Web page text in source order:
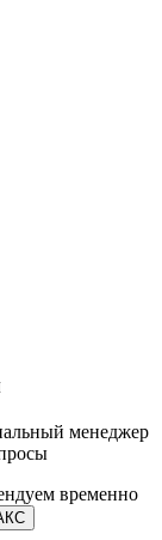
менеджер
временно